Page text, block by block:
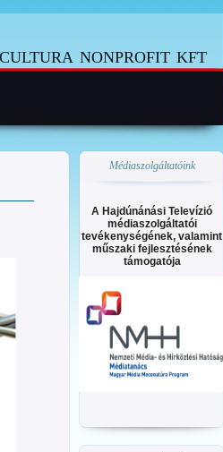
cultura nonprofit kft
Médiaszolgáltatóink
A Hajdúnánási Televízió
médiaszolgáltatói
tevékenységének, valamint
műszaki fejlesztésének
támogatója